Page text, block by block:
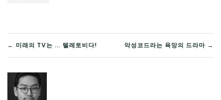
글
탐
색
← 미래의 TV는 ... 텔레토비다! 악성코드라는 욕망의 드라마 →